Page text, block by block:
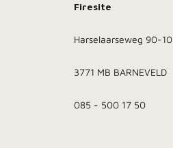
Firesite
Harselaarseweg 90-10
3771 MB BARNEVELD
085 - 500 17 50